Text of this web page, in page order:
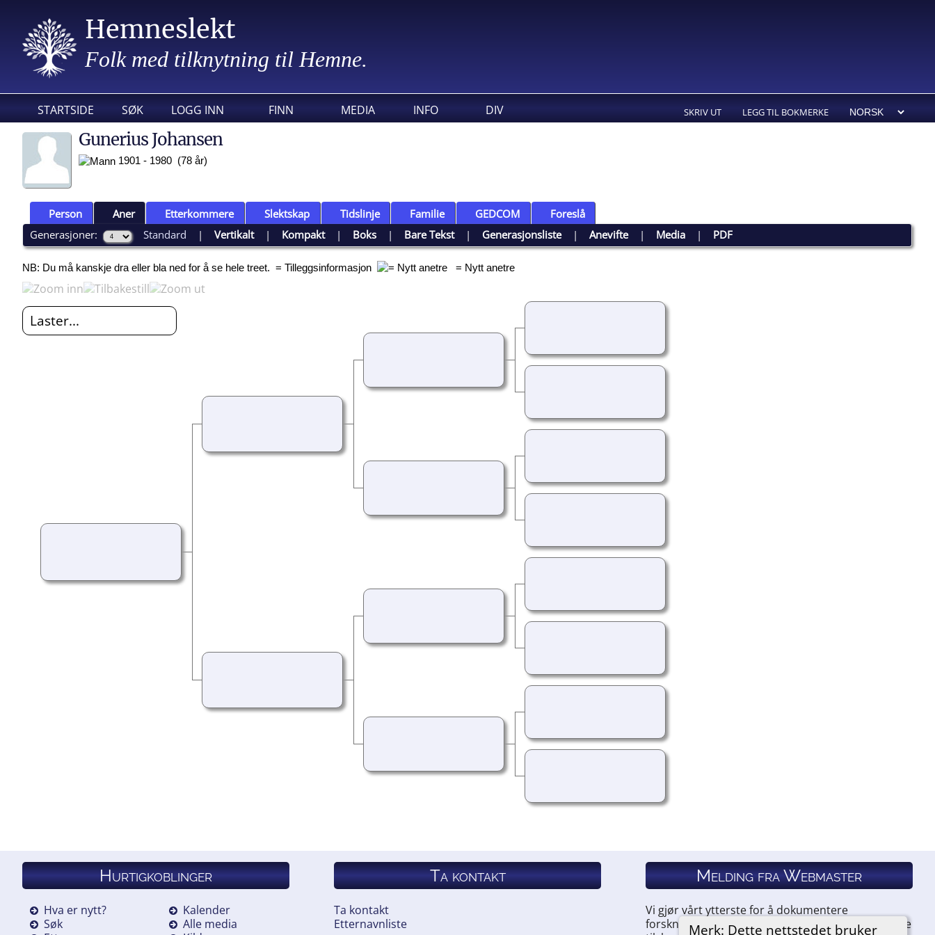
Hemneslekt
Folk med tilknytning til Hemne.
STARTSIDE SØK LOGG INN FINN MEDIA INFO DIV SKRIV UT LEGG TIL BOKMERKE
Merk: Dette nettstedet bruker
Gunerius Johansen
1901 - 1980 (78 år)
Person Aner Etterkommere Slektskap Tidslinje Familie GEDCOM
Foreslå
Generasjoner:
Standard |Vertikalt| Kompakt| Boks | Bare Tekst| Generasjonsliste|Anevifte| Media | PDF
NB: Du må kanskje dra eller bla ned for å se hele treet. = Tilleggsinformasjon = Nytt anetre
Laster...
Hurtigkoblinger
Hva er nytt?
Søk
Kalender
Alle media
Ta kontakt
Ta kontakt
Etternavnliste
Melding fra Webmaster
Vi gjør vårt ytterste for å dokumentere
forskningen vår. Hvis du har noe du ønsker å legge